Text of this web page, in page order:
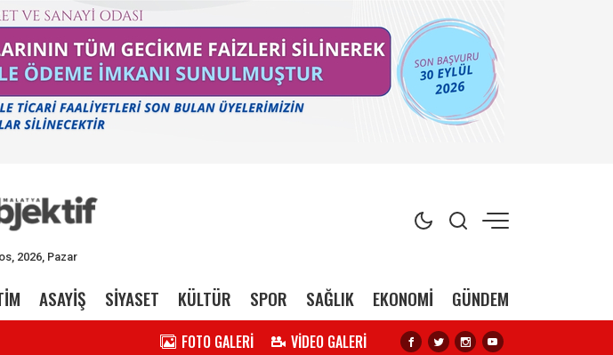
2026, Pazar
ASAYİŞ SİYASET KÜLTÜR SPOR SAĞLIK EKONOMİ GÜNDEM
FOTO GALERİ VİDEO GALERİ